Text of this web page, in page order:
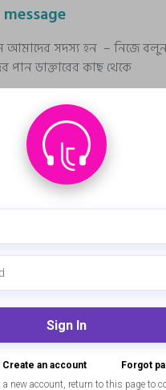
আমাদের সদস্য হন – নিজে
পান ডাক্তারের কাছ থেকে